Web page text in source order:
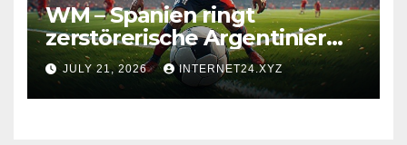
WM – Spanien ringt
zerstörerische Argentinier
nieder
JULY 21, 2026 INTERNET24.XYZ